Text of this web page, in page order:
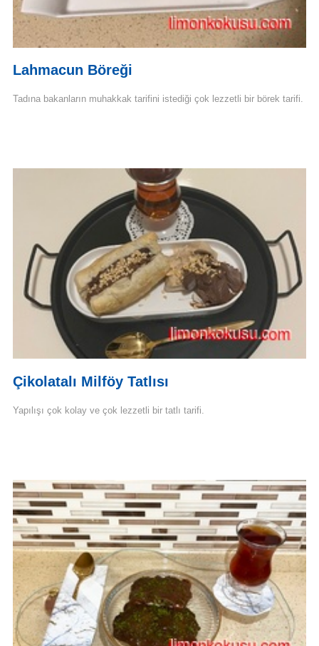
Lahmacun Böreği
Tadına bakanların muhakkak tarifini istediği çok lezzetli bir börek tarifi.
Çikolatalı Milföy Tatlısı
Yapılışı çok kolay ve çok lezzetli bir tatlı tarifi.